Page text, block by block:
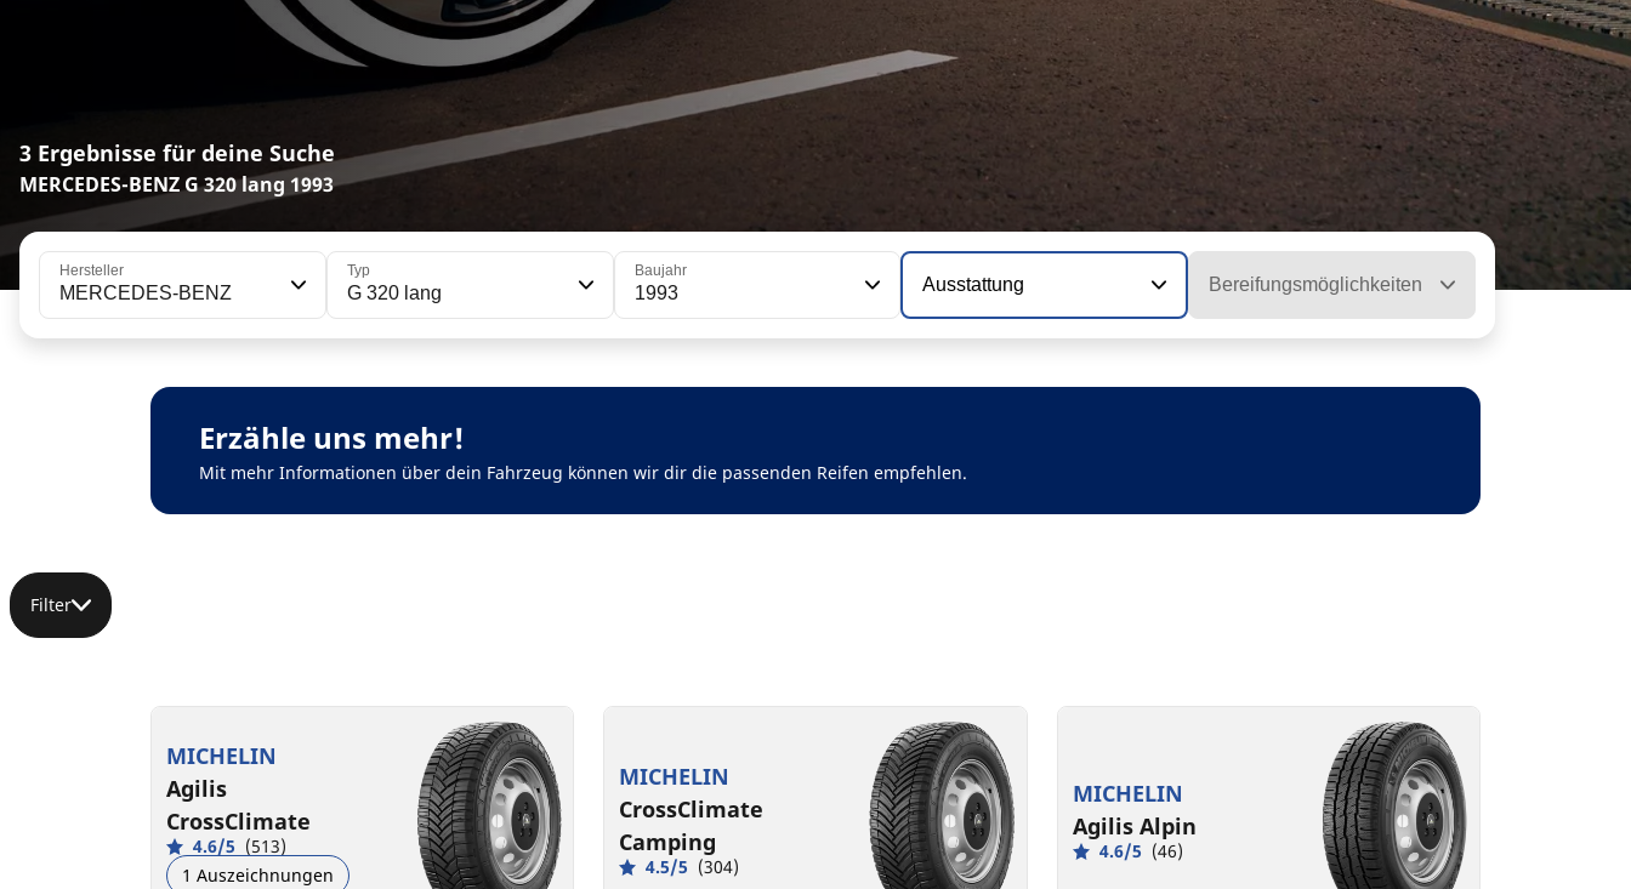
3 Ergebnisse für deine Suche
MERCEDES-BENZ G 320 lang 1993
Hersteller
MERCEDES-BENZ
Typ
G 320 lang
Baujahr
1993 Ausstattung Bereifungsmöglichkeiten
Erzähle uns mehr!
Mit mehr Informationen über dein Fahrzeug können wir dir die passenden Reifen empfehlen.
Filter
MICHELIN
Agilis
CrossClimate
4.6/5 (513)
1 Auszeichnungen
MICHELIN
CrossClimate
Camping
4.5/5 (304)
MICHELIN
Agilis Alpin
4.6/5 (46)